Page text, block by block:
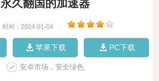
永久翻国的加速器
时间：2024-01-04
苹果下载 PC下载
安卓市场，安全绿色